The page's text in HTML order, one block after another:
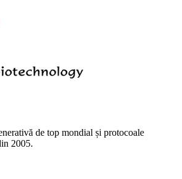
de top mondial și protocoale
2005.